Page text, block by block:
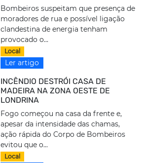
Bombeiros suspeitam que presença de
moradores de rua e possível ligação
clandestina de energia tenham
provocado o...
Local
Ler artigo
INCÊNDIO DESTRÓI CASA DE
MADEIRA NA ZONA OESTE DE
LONDRINA
Fogo começou na casa da frente e,
apesar da intensidade das chamas,
ação rápida do Corpo de Bombeiros
evitou que o...
Local